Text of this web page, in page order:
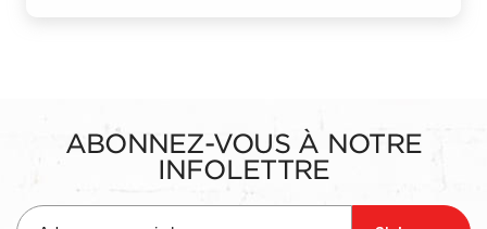
ABONNEZ-VOUS À NOTRE
INFOLETTRE